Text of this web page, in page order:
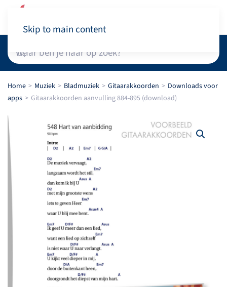
Skip to main content
Home Muziek Bladmuziek Gitaarakkoorden
Downloads voor
apps
Gitaarakkoorden aanvulling 884-895 (download)